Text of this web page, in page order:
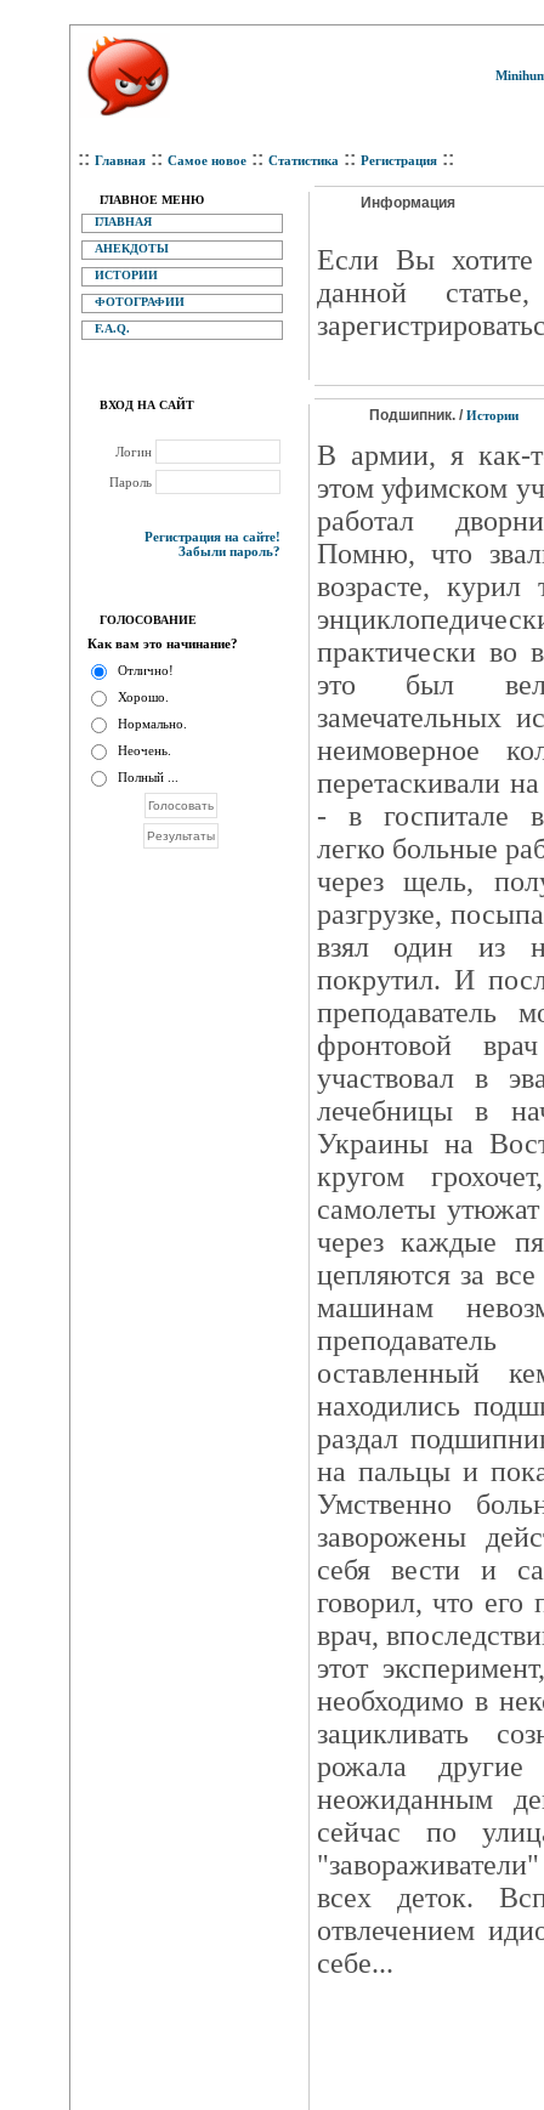
:: Главная :: Самое новое :: Статистика :: Регистрация ::
ГЛАВНОЕ МЕНЮ
ГЛАВНАЯ
АНЕКДОТЫ
ИСТОРИИ
ФОТОГРАФИИ
F.A.Q.
ВХОД НА САЙТ
Логин
Пароль
Регистрация на сайте!
Забыли пароль?
ГОЛОСОВАНИЕ
Как вам это начинание?
Отлично!
Хорошо.
Нормально.
Неочень.
Полный ...
Информация
Eсли Вы хотите
данной
Подшипник. / Истории
В армии, я как-
этом уфимском
работал
Помню, что
возрасте, курил
практически во
это был
замечательных
неимоверное
перетаскивали
- в госпитале
легко больные
через щель,
разгрузке,
взял один из
покрутил. И
преподаватель
фронтовой
участвовал в
лечебницы в
Украины на
кругом
самолеты
через каждые
цепляются за
машинам
оставленный
находились
раздал
на пальцы и
Умственно
заворожены
себя вести и
говорил, что его
врач,
этот
необходимо в
зацикливать
рожала
неожиданным
сейчас по
всех деток.
отвлечением
себе...